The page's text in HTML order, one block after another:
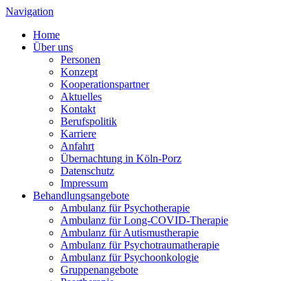
Navigation
Home
Über uns
Personen
Konzept
Kooperationspartner
Aktuelles
Kontakt
Berufspolitik
Karriere
Anfahrt
Übernachtung in Köln-Porz
Datenschutz
Impressum
Behandlungsangebote
Ambulanz für Psychotherapie
Ambulanz für Long-COVID-Therapie
Ambulanz für Autismustherapie
Ambulanz für Psychotraumatherapie
Ambulanz für Psychoonkologie
Gruppenangebote